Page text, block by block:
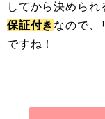
してから決められ
保証付き なので、
ですね！